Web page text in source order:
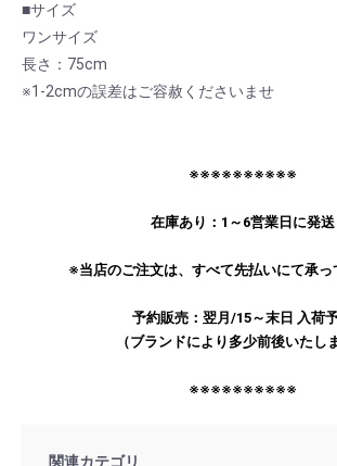
■サイズ
ワンサイズ
長さ：75cm
※1-2cmの誤差はご容赦くださいませ
※※※※※※※※※※
在庫あり：1～6営業日に発送
※当店のご注文は、すべて先払いにて承っ
予約販売：翌月/15～末日 入荷
（ブランドにより多少前後いたし
※※※※※※※※※※
関連カテゴリ